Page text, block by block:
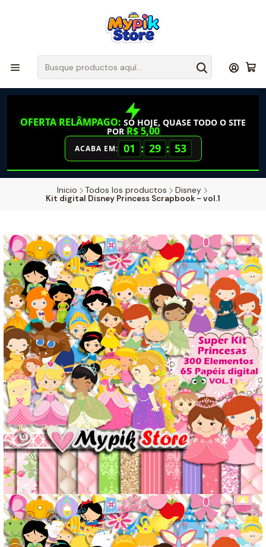
OFERTA RELÂMPAGO: SÓ HOJE, QUASE TODO O SITE
POR R$ 5,00
ACABA EM: 01 : 29 : 52
Inicio Todos los productos
Disney
Kit digital Disney Princess Scrapbook - vol.1